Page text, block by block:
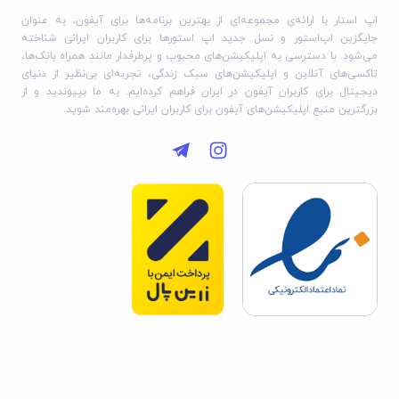
محتوای خصوصی.
توجهات
حالت دو دوربین نیاز به آیفون یا آیپد با پردازنده A12 یا A12X یا
جدیدتر دارد.
اپ استار با ارائه‌ی مجموعه‌ای از بهترین برنامه‌ها برای آیفون، به عنوان
جایگزین اپ‌استور و نسل جدید اپ استورها برای کاربران ایرانی شناخته
می‌شود. با دسترسی به اپلیکیشن‌های محبوب و پرطرفدار مانند همراه بانک‌ها،
تاکسی‌های آنلاین و اپلیکیشن‌های سبک زندگی، تجربه‌ای بی‌نظیر از دنیای
دیجیتال برای کاربران آیفون در ایران فراهم کرده‌ایم. به ما بپیوندید و از
بزرگترین منبع اپلیکیشن‌های آیفون برای کاربران ایرانی بهره‌مند شوید.